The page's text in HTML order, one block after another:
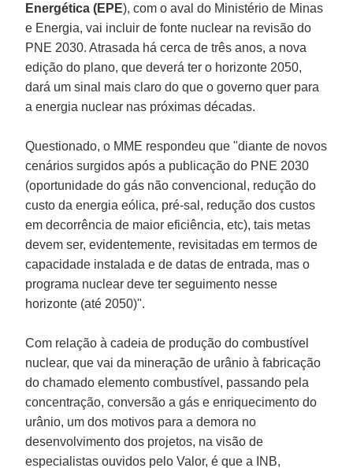
Energética (EPE), com o aval do Ministério de Minas
e Energia, vai incluir de fonte nuclear na revisão do
PNE 2030. Atrasada há cerca de três anos, a nova
edição do plano, que deverá ter o horizonte 2050,
dará um sinal mais claro do que o governo quer para
a energia nuclear nas próximas décadas.
Questionado, o MME respondeu que "diante de novos
cenários surgidos após a publicação do PNE 2030
(oportunidade do gás não convencional, redução do
custo da energia eólica, pré-sal, redução dos custos
em decorrência de maior eficiência, etc), tais metas
devem ser, evidentemente, revisitadas em termos de
capacidade instalada e de datas de entrada, mas o
programa nuclear deve ter seguimento nesse
horizonte (até 2050)".
Com relação à cadeia de produção do combustível
nuclear, que vai da mineração de urânio à fabricação
do chamado elemento combustível, passando pela
concentração, conversão a gás e enriquecimento do
urânio, um dos motivos para a demora no
desenvolvimento dos projetos, na visão de
especialistas ouvidos pelo Valor, é que a INB,